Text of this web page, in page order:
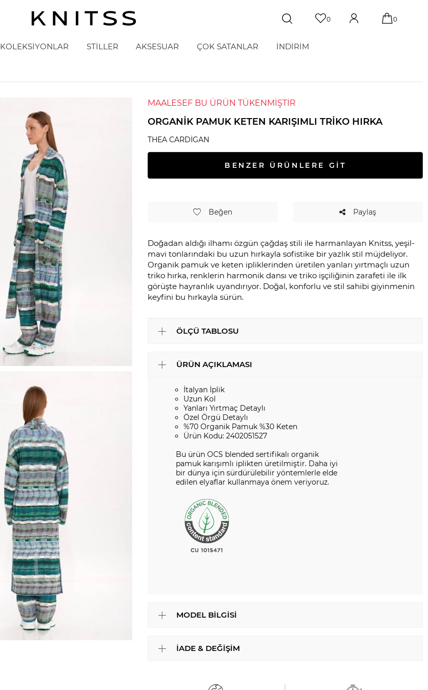
0 0
KOLEKSİYONLAR STİLLER AKSESUAR ÇOK SATANLAR İNDİRİM
MAALESEF BU ÜRÜN TÜKENMİŞTİR
ORGANIK PAMUK KETEN KARIŞIMLI TRIKO HIRKA
THEA CARDIGAN
BENZER ÜRÜNLERE GİT
Beğen Paylaş
Doğadan aldığı ilhamı özgün çağdaş stili ile harmanlayan Knitss, yeşil-
mavi tonlarındaki bu uzun hırkayla sofistike bir yazlık stil müjdeliyor.
Organik pamuk ve keten ipliklerinden üretilen yanları yırtmaçlı uzun
triko hırka, renklerin harmonik dansı ve triko işçiliğinin zarafeti ile ilk
görüşte hayranlık uyandırıyor. Doğal, konforlu ve stil sahibi giyinmenin
keyfini bu hırkayla sürün.
ÖLÇÜ TABLOSU
ÜRÜN AÇIKLAMASI
İtalyan İplik
Uzun Kol
Yanları Yırtmaç Detaylı
Özel Örgü Detaylı
%70 Organik Pamuk %30 Keten
Ürün Kodu: 2402051527
Bu ürün OCS blended sertifikalı organik
pamuk karışımlı iplikten üretilmiştir. Daha iyi
bir dünya için sürdürülebilir yöntemlerle elde
edilen elyaflar kullanmaya önem veriyoruz.
MODEL BILGISI
İADE & DEĞIŞIM